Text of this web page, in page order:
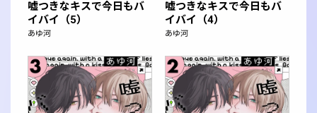
嘘つきなキスで今日もバ
イバイ（5）
あゆ河
嘘つきなキスで今日もバ
イバイ（4）
あゆ河